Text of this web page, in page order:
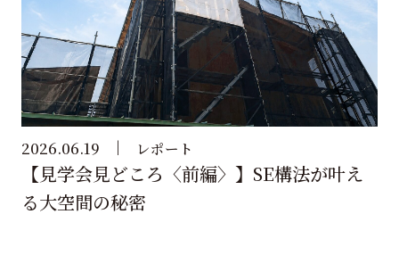
2026.06.19 レポート
【見学会見どころ〈前編〉】SE構法が叶え
る大空間の秘密